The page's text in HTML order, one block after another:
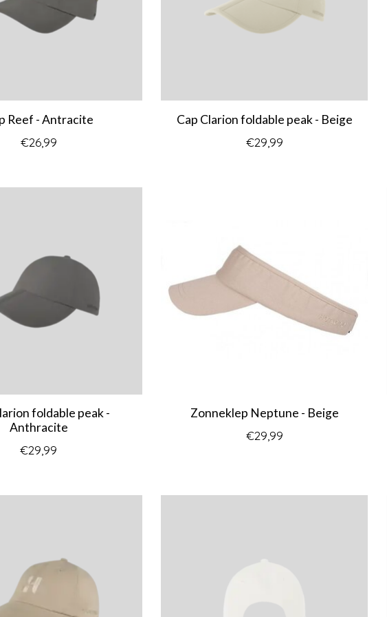
Reef - Antracite
€26,99
Cap Clarion foldable peak - Beige
€29,99
foldable peak -
Anthracite
€29,99
Zonneklep Neptune - Beige
€29,99